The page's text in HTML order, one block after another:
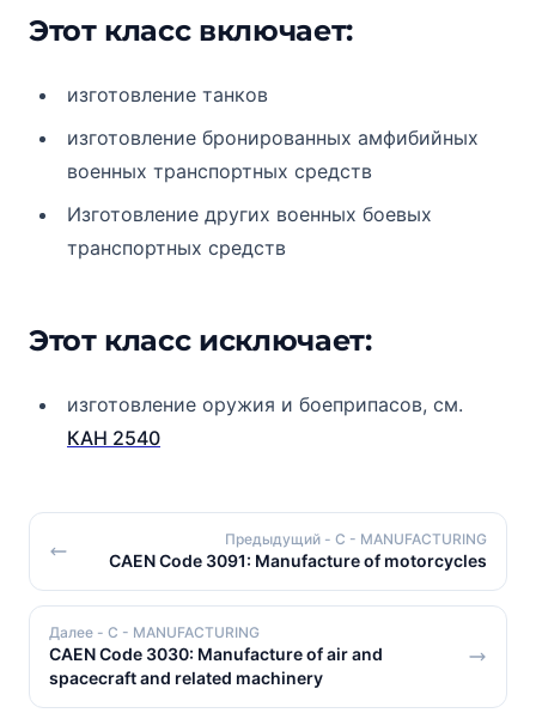
Этот класс включает:
изготовление танков
изготовление бронированных амфибийных
военных транспортных средств
Изготовление других военных боевых
транспортных средств
Этот класс исключает:
изготовление оружия и боеприпасов, см.
КАН 2540
Предыдущий - C - MANUFACTURING
CAEN Code 3091: Manufacture of motorcycles
Далее - C - MANUFACTURING
CAEN Code 3030: Manufacture of air and
spacecraft and related machinery